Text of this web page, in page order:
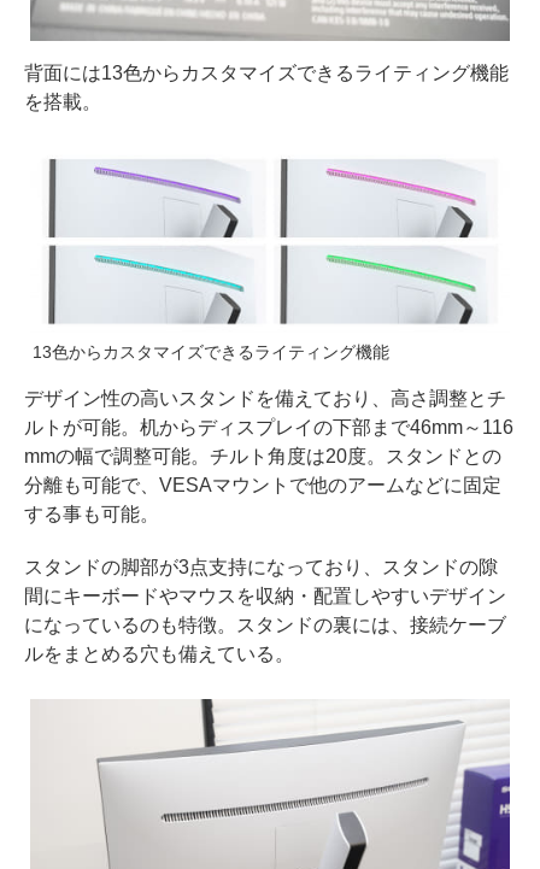
背面には13色からカスタマイズできるライティング機能
を搭載。
13色からカスタマイズできるライティング機能
デザイン性の高いスタンドを備えており、高さ調整とチ
ルトが可能。机からディスプレイの下部まで46mm～116
mmの幅で調整可能。チルト角度は20度。スタンドとの
分離も可能で、VESAマウントで他のアームなどに固定
する事も可能。
スタンドの脚部が3点支持になっており、スタンドの隙
間にキーボードやマウスを収納・配置しやすいデザイン
になっているのも特徴。スタンドの裏には、接続ケーブ
ルをまとめる穴も備えている。